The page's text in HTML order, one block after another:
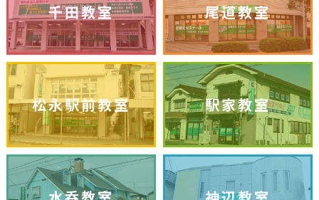
千田教室 尾道教室
松永駅前教室 駅家教室